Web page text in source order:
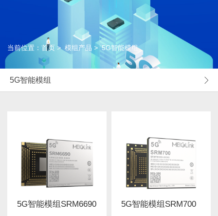
当前位置： 首页 > 模组产品 > 5G智能模组
5G智能模组
5G智能模组SRM6690 5G智能模组SRM700